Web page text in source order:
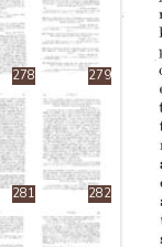
278 279
281 282